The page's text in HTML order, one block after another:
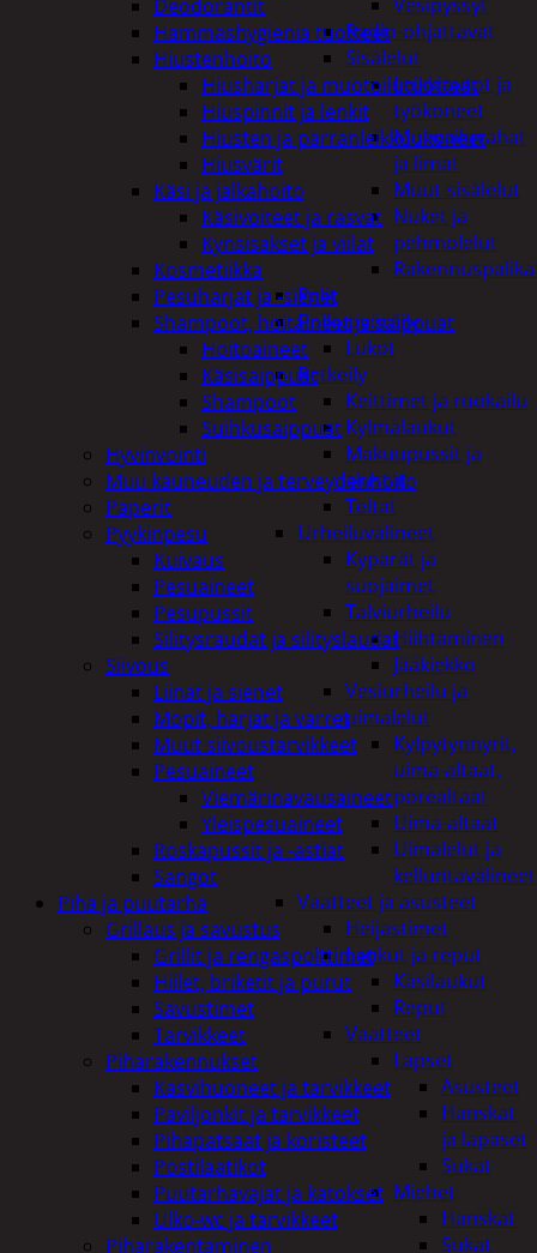
Radio-ohjattavat
Sisälelut
Leikkiautot ja
työkoneet
Muovailuvahat
ja limat
Muut sisälelut
Nuket ja
pehmolelut
Pelit
Polkupyöräily
Lukot
Retkeily
Keittimet ja ruokailu
Kylmälaukut
Makuupussit ja
alustat
Teltat
Urheiluvälineet
Kypärät ja
suojaimet
Talviurheilu
Hiihtäminen
Jääkiekko
Vesiurheilu ja
uimalelut
Kylpytynnyrit,
uima-altaat,
porealtaat
Uima-altaat
Uimalelut ja
kelluntavälineet
Vaatteet ja asusteet
Heijastimet
Laukut ja reput
Käsilaukut
Reput
Vaatteet
Lapset
Asusteet
Hanskat
ja lapaset
Sukat
Miehet
Hanskat
Sukat
Deodorantit
Hammashygienia tuotteet
Hiustenhoito
Hiusharjat ja muotoilutuotteet
Hiuspinnit ja lenkit
Hiusten ja parranleikkuukoneet
Hiusvärit
Käsi ja jalkahoito
Käsivoiteet ja rasvat
Kynsisakset ja viilat
Kosmetiikka
Pesuharjat ja -sienet
Shampoot, hoitaineet ja saippuat
Hoitoaineet
Käsisaippuat
Shampoot
Suihkusaippuat
Hyvinvointi
Muu kauneuden ja terveydenhoito
Paperit
Pyykinpesu
Kuivaus
Pesuaineet
Pesupussit
Silitysraudat ja silityslaudat
Siivous
Liinat ja sienet
Mopit, harjat ja varret
Muut siivoustarvikkeet
Pesuaineet
Viemärinavausaineet
Yleispesuaineet
Roskapussit ja -astiat
Sangot
Piha ja puutarha
Grillaus ja savustus
Grillit ja rengaspolttimet
Hiilet, briketit ja purut
Savustimet
Tarvikkeet
Piharakennukset
Kasvihuoneet ja tarvikkeet
Paviljonkit ja tarvikkeet
Pihapatsaat ja koristeet
Postilaatikot
Puutarhavajat ja katokset
Ulko-wc ja tarvikkeet
Piharakentaminen